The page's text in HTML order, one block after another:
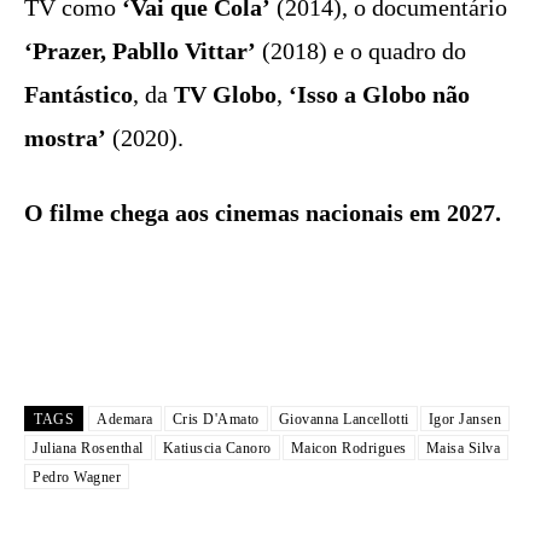
TV como ‘Vai que Cola’ (2014), o documentário
‘Prazer, Pabllo Vittar’ (2018) e o quadro do
Fantástico, da TV Globo, ‘Isso a Globo não
mostra’ (2020).
O filme chega aos cinemas nacionais em 2027.
TAGS Ademara Cris D'Amato Giovanna Lancellotti
Igor Jansen
Juliana Rosenthal
Katiuscia Canoro Maicon Rodrigues
Maisa Silva
Pedro Wagner